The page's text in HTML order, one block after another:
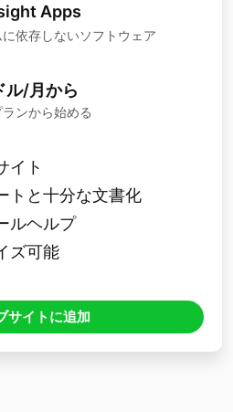
Apps
依存しないソフトウェア
ル/月から
ンから始める
イト
トと十分な文書化
ルヘルプ
ズ可能
サイトに追加